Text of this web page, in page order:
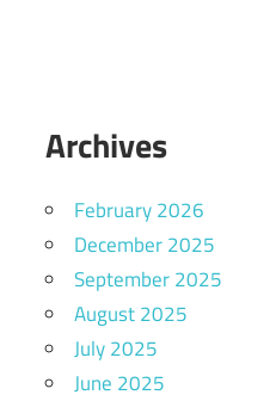
Archives
February 2026
December 2025
September 2025
August 2025
July 2025
June 2025